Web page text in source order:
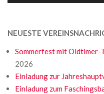
NEUESTE
Sommerfest mit Oldtimer-
2026
Einladung zur
Einladung zum